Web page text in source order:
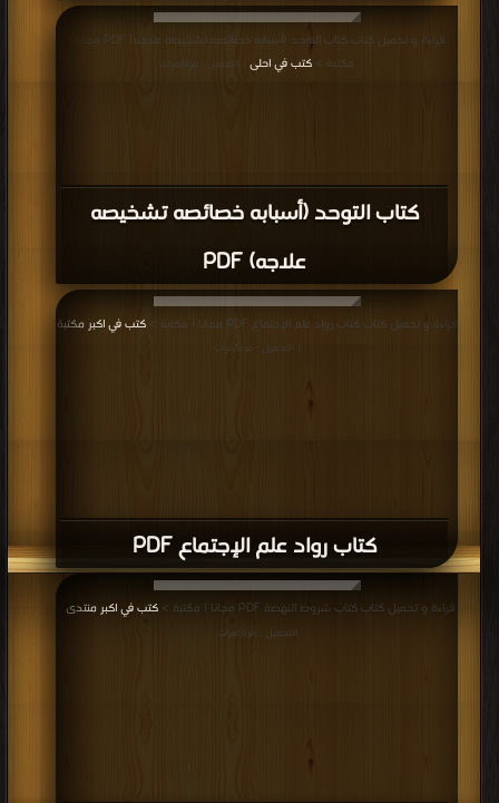
كتاب التوحد (أسبابه خصائصه تشخيصه
علاجه) PDF
قراءة و تحميل كتاب كتاب التوحد (أسبابه خصائصه تشخيصه علاجه) PDF مجانا |
مكتبة > كتب في احلى | التحميل : مرة/مرات
كتاب رواد علم الإجتماع PDF
قراءة و تحميل كتاب كتاب رواد علم الإجتماع PDF مجانا | مكتبة > كتب في اكبر مكتبة
| التحميل : مرة/مرات
قراءة و تحميل كتاب كتاب شروط النهضة PDF مجانا | مكتبة > كتب في اكبر منتدى
التحميل : مرة/مرات